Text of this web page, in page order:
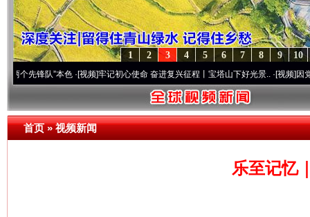
10
9
8
7
6
5
4
3
2
1
”本色·[视频]牢记初心使命 奋进复兴征程丨宝塔山下好光景..·[视频]因党而生 为
首页»视频新闻
乐至记忆